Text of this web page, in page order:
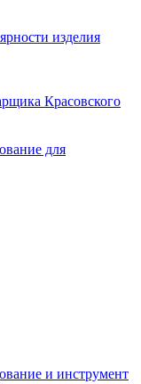
изделия
Красовского
для
и инструмент